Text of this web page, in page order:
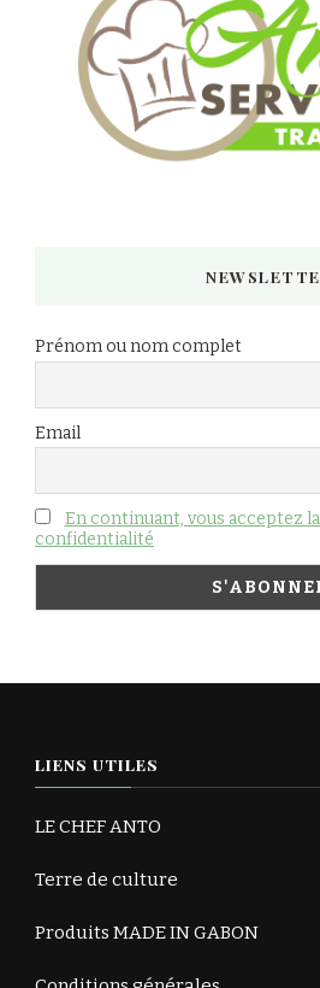
Prénom ou nom complet
Email
En continuant, vous acceptez
confidentialité
LIENS UTILES
LE CHEF ANTO
Terre de culture
Produits MADE IN GABON